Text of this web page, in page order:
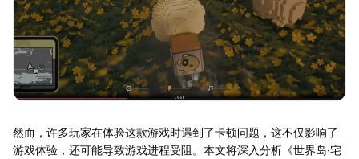
然而，许多玩家在体验这款游戏时遇到了卡顿问题，这不仅影响了
游戏体验，还可能导致游戏进程受阻。本文将深入分析《世界岛·宅